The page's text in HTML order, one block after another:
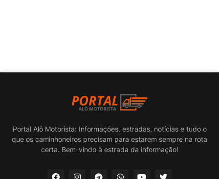
Portal Alô Motorista: Informações, estradas, notícias e tudo o
que os caminhoneiros precisam para estarem sempre na rota
certa. Bem-vindo à estrada da informação!